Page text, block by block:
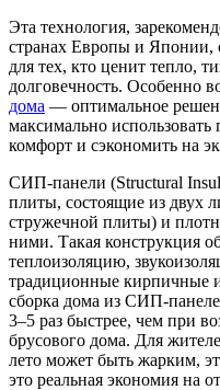
Эта технология,
странах Европы и Японии,
для тех, кто ценит тепло,
долговечность. Особенно
дома — оптимальное
максимально использовать
комфорт и сэкономить на
СИП-панели (Structural
плиты, состоящие из двух
стружечной плиты) и
ними. Такая конструкция
теплоизоляцию,
традиционные кирпичные
сборка дома из СИП-
3–5 раз быстрее, чем при
брусового дома. Для
лето может быть жарким,
это реальная экономия на